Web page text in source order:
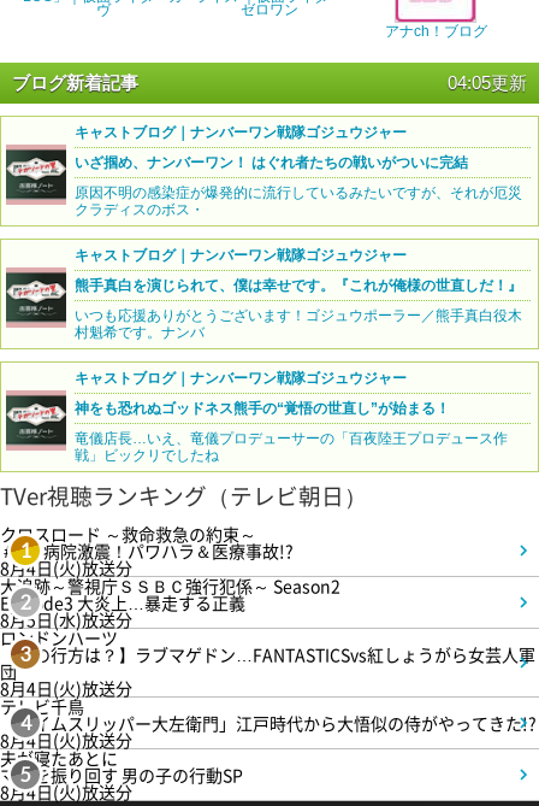
ヴ ゼロワン
アナch！ブログ
ブログ新着記事 04:05更新
キャストブログ｜ナンバーワン戦隊ゴジュウジャー
いざ掴め、ナンバーワン！ はぐれ者たちの戦いがついに完結
原因不明の感染症が爆発的に流行しているみたいですが、それが厄災
クラディスのボス・
キャストブログ｜ナンバーワン戦隊ゴジュウジャー
熊手真白を演じられて、僕は幸せです。『これが俺様の世直しだ！』
いつも応援ありがとうございます！ゴジュウポーラー／熊手真白役木
村魁希です。ナンバ
キャストブログ｜ナンバーワン戦隊ゴジュウジャー
神をも恐れぬゴッドネス熊手の“覚悟の世直し”が始まる！
竜儀店長…いえ、竜儀プロデューサーの「百夜陸王プロデュース作
戦」ビックリでしたね
TVer視聴ランキング（テレビ朝日）
1
クロスロード ～救命救急の約束～
＃5 病院激震！パワハラ＆医療事故!?
8月4日(火)放送分
2
大追跡～警視庁ＳＳＢＣ強行犯係～ Season2
Episode3 大炎上…暴走する正義
8月5日(水)放送分
3
ロンドンハーツ
【恋の行方は？】ラブマゲドン…FANTASTICSvs紅しょうがら女芸人軍
団
8月4日(火)放送分
4
テレビ千鳥
「タイムスリッパー大左衛門」江戸時代から大悟似の侍がやってきた!?
8月4日(火)放送分
5
夫が寝たあとに
ママを振り回す 男の子の行動SP
8月4日(火)放送分